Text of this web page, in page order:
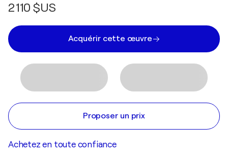
2 110 $US
Acquérir cette œuvre
Proposer un prix
Achetez en toute confiance